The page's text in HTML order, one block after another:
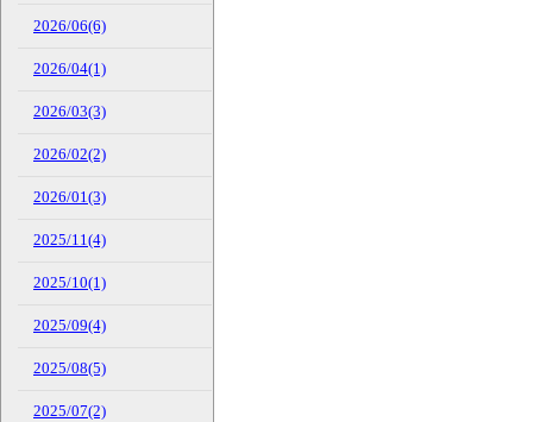
2026/06(6)
2026/04(1)
2026/03(3)
2026/02(2)
2026/01(3)
2025/11(4)
2025/10(1)
2025/09(4)
2025/08(5)
2025/07(2)